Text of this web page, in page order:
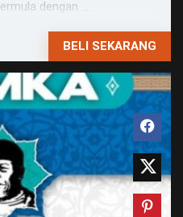
dengan ...
BELI SEKARANG